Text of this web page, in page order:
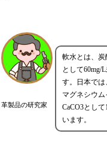
革製品の研究家
軟水とは、炭
として60mg/
す。日本で
マグネシウ
CaCO3とし
います。